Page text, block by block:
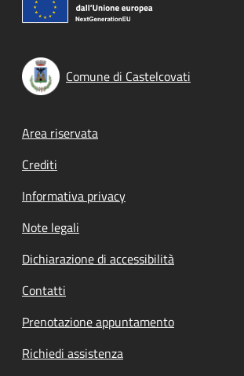
Comune di Castelcovati
Footer menu
Area riservata
Crediti
Informativa privacy
Note legali
Dichiarazione di accessibilità
Contatti
Prenotazione appuntamento
Richiedi assistenza